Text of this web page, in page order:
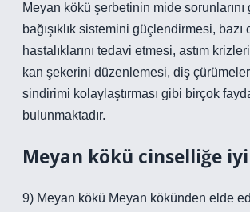
Meyan kökü şerbetinin mide sorunlarını
bağışıklık sistemini güçlendirmesi, bazı
hastalıklarını tedavi etmesi, astım
kan şekerini düzenlemesi, diş
sindirimi kolaylaştırması gibi birçok
bulunmaktadır.
Meyan kökü cinselliğe
9) Meyan kökü Meyan kökünden elde